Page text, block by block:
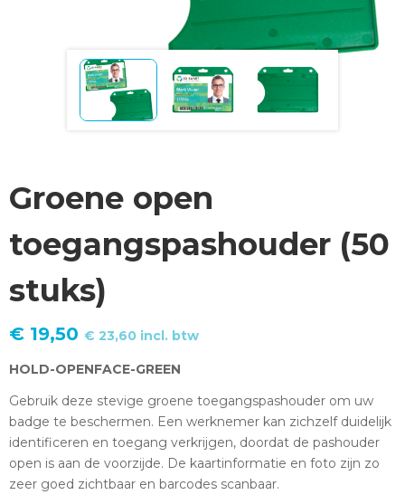
Groene open
toegangspashouder (50
stuks)
€ 19,50 € 23,60 incl. btw
HOLD-OPENFACE-GREEN
Gebruik deze stevige groene toegangspashouder om uw
badge te beschermen. Een werknemer kan zichzelf duidelijk
identificeren en toegang verkrijgen, doordat de pashouder
open is aan de voorzijde. De kaartinformatie en foto zijn zo
zeer goed zichtbaar en barcodes scanbaar.